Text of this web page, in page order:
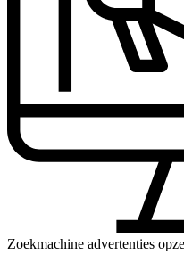
Zoekmachine advertenties